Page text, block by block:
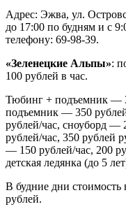
Адрес: Эжва, ул.
до 17:00 по будням и с
телефону: 69-98-39.
«Зеленецкие Альпы»:
100 рублей в час.
Тюбинг + подъемник —
подъемник — 350
рублей/час, сноуборд —
рублей/час, 350 рублей
— 150 рублей/час, 200
детская ледянка (до 5
В будние дни стоимость
рублей.